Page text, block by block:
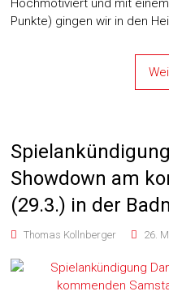
Hochmotiviert und mit
Punkte) gingen wir in den
Showdown am
(29.3.) in der
Thomas Kollnberger 26.